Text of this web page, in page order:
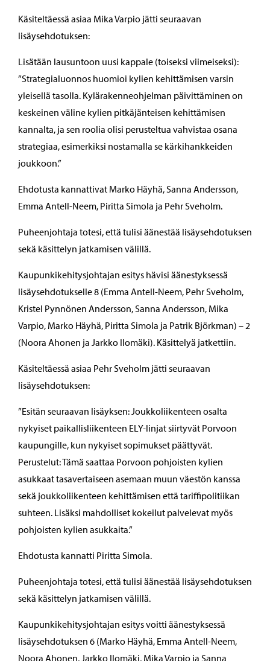
Käsiteltäessä asiaa Mika Varpio jätti seuraavan
lisäysehdotuksen:
Lisätään lausuntoon uusi kappale (toiseksi viimeiseksi):
”Strategialuonnos huomioi kylien kehittämisen varsin
yleisellä tasolla. Kylärakenneohjelman päivittäminen on
keskeinen väline kylien pitkäjänteisen kehittämisen
kannalta, ja sen roolia olisi perusteltua vahvistaa osana
strategiaa, esimerkiksi nostamalla se kärkihankkeiden
joukkoon.”
Ehdotusta kannattivat Marko Häyhä, Sanna Andersson,
Emma Antell-Neem, Piritta Simola ja Pehr Sveholm.
Puheenjohtaja totesi, että tulisi äänestää lisäysehdotuksen
sekä käsittelyn jatkamisen välillä.
Kaupunkikehitysjohtajan esitys hävisi äänestyksessä
lisäysehdotukselle 8 (Emma Antell-Neem, Pehr Sveholm,
Kristel Pynnönen Andersson, Sanna Andersson, Mika
Varpio, Marko Häyhä, Piritta Simola ja Patrik Björkman) – 2
(Noora Ahonen ja Jarkko Ilomäki). Käsittelyä jatkettiin.
Käsiteltäessä asiaa Pehr Sveholm jätti seuraavan
lisäysehdotuksen:
”Esitän seuraavan lisäyksen: Joukkoliikenteen osalta
nykyiset paikallisliikenteen ELY-linjat siirtyvät Porvoon
kaupungille, kun nykyiset sopimukset päättyvät.
Perustelut: Tämä saattaa Porvoon pohjoisten kylien
asukkaat tasavertaiseen asemaan muun väestön kanssa
sekä joukkoliikenteen kehittämisen että tariffipolitiikan
suhteen. Lisäksi mahdolliset kokeilut palvelevat myös
pohjoisten kylien asukkaita.”
Ehdotusta kannatti Piritta Simola.
Puheenjohtaja totesi, että tulisi äänestää lisäysehdotuksen
sekä käsittelyn jatkamisen välillä.
Kaupunkikehitysjohtajan esitys voitti äänestyksessä
lisäysehdotuksen 6 (Marko Häyhä, Emma Antell-Neem,
Noora Ahonen, Jarkko Ilomäki, Mika Varpio ja Sanna